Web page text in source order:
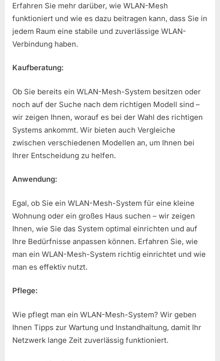
Erfahren Sie mehr darüber, wie WLAN-Mesh
funktioniert und wie es dazu beitragen kann, dass Sie in
jedem Raum eine stabile und zuverlässige WLAN-
Verbindung haben.
Kaufberatung:
Ob Sie bereits ein WLAN-Mesh-System besitzen oder
noch auf der Suche nach dem richtigen Modell sind –
wir zeigen Ihnen, worauf es bei der Wahl des richtigen
Systems ankommt. Wir bieten auch Vergleiche
zwischen verschiedenen Modellen an, um Ihnen bei
Ihrer Entscheidung zu helfen.
Anwendung:
Egal, ob Sie ein WLAN-Mesh-System für eine kleine
Wohnung oder ein großes Haus suchen – wir zeigen
Ihnen, wie Sie das System optimal einrichten und auf
Ihre Bedürfnisse anpassen können. Erfahren Sie, wie
man ein WLAN-Mesh-System richtig einrichtet und wie
man es effektiv nutzt.
Pflege:
Wie pflegt man ein WLAN-Mesh-System? Wir geben
Ihnen Tipps zur Wartung und Instandhaltung, damit Ihr
Netzwerk lange Zeit zuverlässig funktioniert.